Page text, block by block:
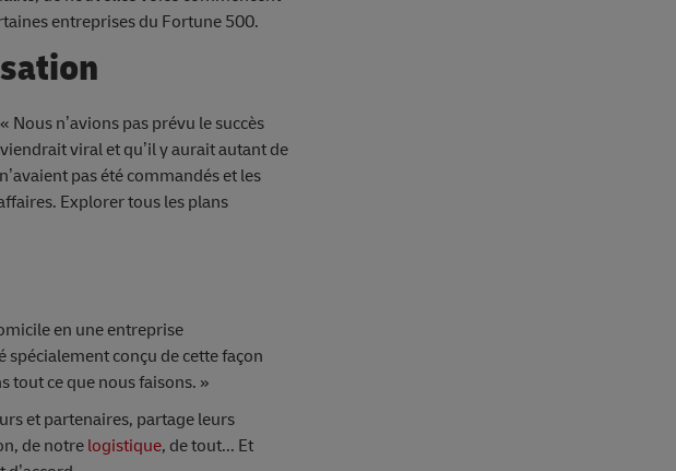
entreprises du Fortune 500.
Nous n’avions pas prévu le succès
viral et qu’il y aurait autant de
pas été commandés et les
Explorer tous les plans
en une entreprise
spécialement conçu de cette façon
tout ce que nous faisons. »
et partenaires, partage leurs
de notre logistique, de tout... Et